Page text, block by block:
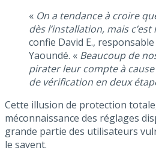
« On a tendance à croire
dès l’installation, mais c’est
confie David E., responsable
Yaoundé. « Beaucoup de
pirater leur compte à
de vérification en deux
Cette illusion de protection
méconnaissance des réglages
grande partie des utilisateurs
le savent.